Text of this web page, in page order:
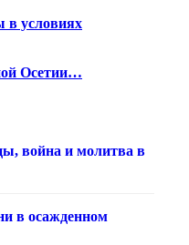
в условиях
Осетии…
война и молитва в
в осажденном